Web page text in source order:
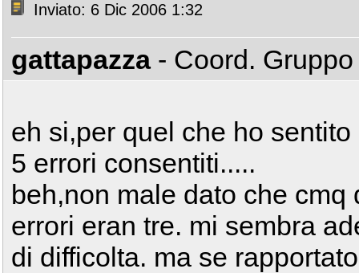
Inviato: 6 Dic 2006 1:32
gattapazza - Coord.
eh si,per quel che ho
5 errori consentiti.....
beh,non male dato che
errori eran tre. mi sembra
di difficolta. ma se